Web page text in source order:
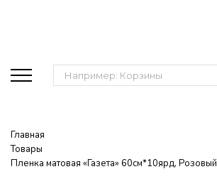
Поиск:
Главная
Товары
Пленка матовая «Газета» 60см*10ярд, Розовый